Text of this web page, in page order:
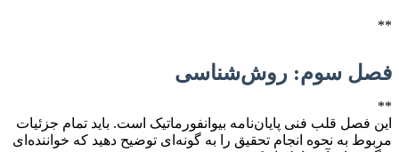
**
فصل سوم: روش‌شناسی
**
این فصل قلب فنی پایان‌نامه بیوانفورماتیک است. باید تمام جزئیات
مربوط به نحوه انجام تحقیق را به گونه‌ای توضیح دهید که خواننده‌ای